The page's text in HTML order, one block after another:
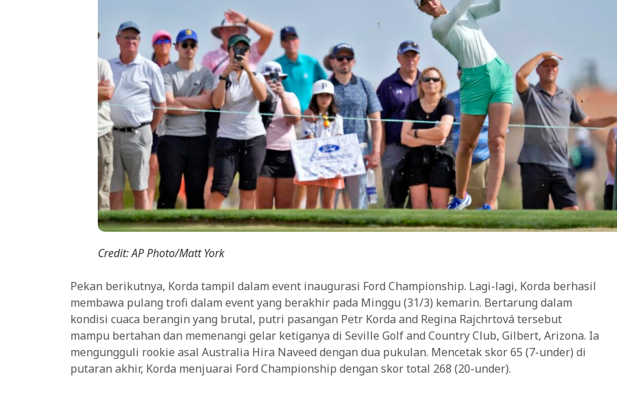
Credit: AP Photo/Matt York
Pekan berikutnya, Korda tampil dalam event inaugurasi Ford Championship. Lagi-lagi, Korda berhasil
membawa pulang trofi dalam event yang berakhir pada Minggu (31/3) kemarin. Bertarung dalam
kondisi cuaca berangin yang brutal, putri pasangan Petr Korda and Regina Rajchrtová tersebut
mampu bertahan dan memenangi gelar ketiganya di Seville Golf and Country Club, Gilbert, Arizona. Ia
mengungguli rookie asal Australia Hira Naveed dengan dua pukulan. Mencetak skor 65 (7-under) di
putaran akhir, Korda menjuarai Ford Championship dengan skor total 268 (20-under).